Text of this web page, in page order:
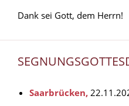
Dank sei Gott, dem Herrn!
Saarbrücken,